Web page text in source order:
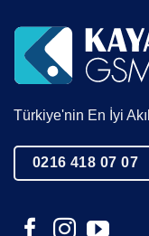
Türkiye'nin En İyi
0216 418 07 07